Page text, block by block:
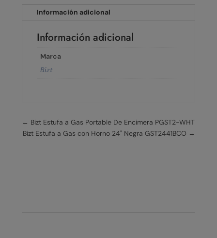
Información adicional
Información adicional
Marca
Bizt
← Bizt Estufa a Gas Portable De Encimera PGST2-WHT
Bizt Estufa a Gas con Horno 24" Negra GST2441BCO →